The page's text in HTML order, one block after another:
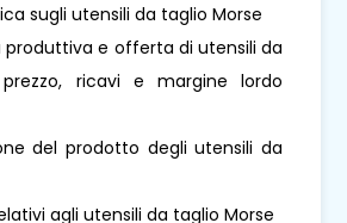
sugli utensili da taglio Morse
produttiva e offerta di utensili da
ricavi e margine lordo
del prodotto degli utensili da
agli utensili da taglio Morse